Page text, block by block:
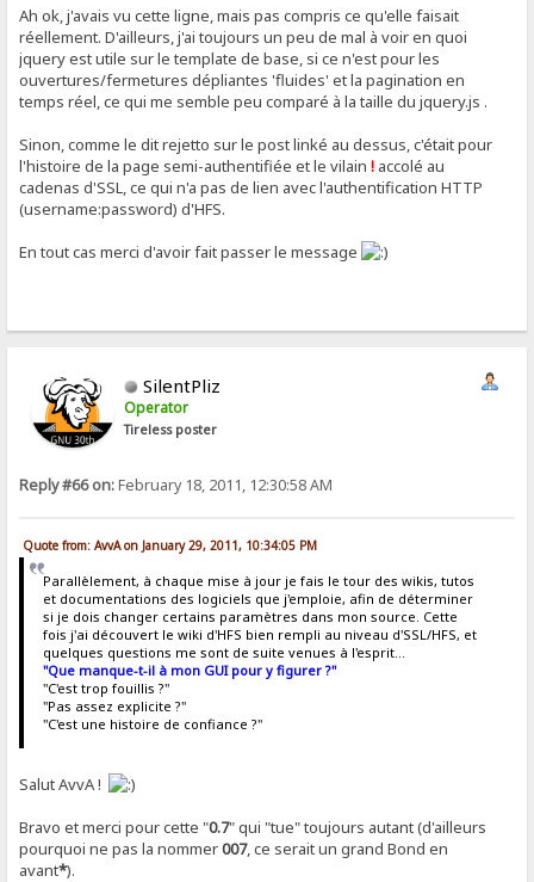
Ah ok, j'avais vu cette ligne, mais pas compris ce qu'elle faisait
réellement. D'ailleurs, j'ai toujours un peu de mal à voir en quoi
jquery est utile sur le template de base, si ce n'est pour les
ouvertures/fermetures dépliantes 'fluides' et la pagination en
temps réel, ce qui me semble peu comparé à la taille du jquery.js .
Sinon, comme le dit rejetto sur le post linké au dessus, c'était pour
l'histoire de la page semi-authentifiée et le vilain! accolé au
cadenas d'SSL, ce qui n'a pas de lien avec l'authentification HTTP
(username:password) d'HFS.
En tout cas merci d'avoir fait passer le message
SilentPliz
Operator
Tireless poster
Reply #66 on:February 18, 2011, 12:30:58 AM
Quote from: AvvA on January 29, 2011, 10:34:05 PM
Parallèlement, à chaque mise à jour je fais le tour des wikis, tutos
et documentations des logiciels que j'emploie, afin de déterminer
si je dois changer certains paramètres dans mon source. Cette
fois j'ai découvert le wiki d'HFS bien rempli au niveau d'SSL/HFS, et
quelques questions me sont de suite venues à l'esprit...
"Que manque-t-il à mon GUI pour y figurer ?"
"C'est trop fouillis ?"
"Pas assez explicite ?"
"C'est une histoire de confiance ?"
Salut AvvA !
Bravo et merci pour cette "0.7" qui "tue" toujours autant (d'ailleurs
pourquoi ne pas la nommer007, ce serait un grand Bond en
avant*).